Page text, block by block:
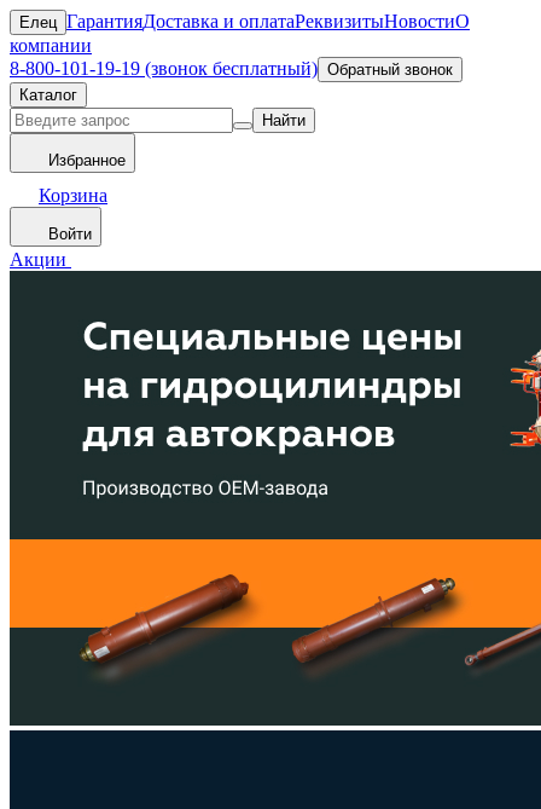
Елец ГарантияДоставка и оплатаРеквизитыНовостиО
компании
8-800-101-19-19 (звонок бесплатный) Обратный звонок
Каталог
Найти
Избранное
Корзина
Войти
Акции